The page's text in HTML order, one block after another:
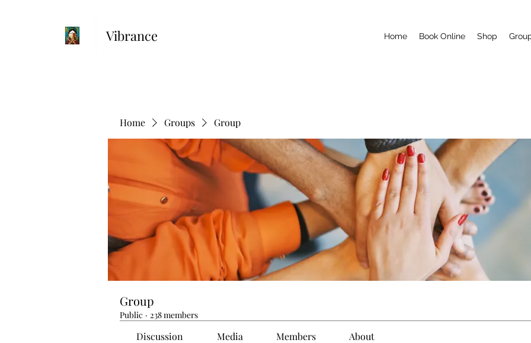
Vibrance Home Book Online Shop
Home Groups Group
Group
Public · 238 members
Discussion Media Members About